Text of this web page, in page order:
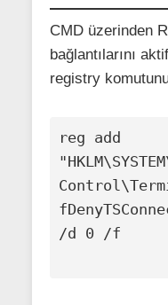
CMD üzerinden
bağlantılarını
registry
reg add
/d 0 /f